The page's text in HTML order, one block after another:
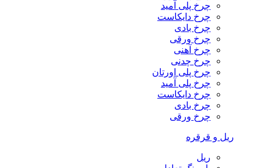
چرخ پلی آمید
چرخ دایکاست
چرخ بادی
چرخ ورقی
چرخ آهنی
چرخ چدنی
چرخ پلی اورتان
چرخ پلی آمید
چرخ دایکاست
چرخ بادی
چرخ ورقی
ریل و قرقره
ریل